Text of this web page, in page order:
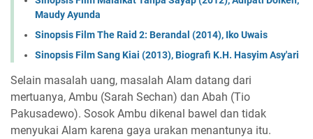
Maudy Ayunda
Sinopsis Film The Raid 2: Berandal (2014), Iko Uwais
Sinopsis Film Sang Kiai (2013), Biografi K.H. Hasyim Asy'ari
Selain masalah uang, masalah Alam datang dari
mertuanya, Ambu (Sarah Sechan) dan Abah (Tio
Pakusadewo). Sosok Ambu dikenal bawel dan tidak
menyukai Alam karena gaya urakan menantunya itu.